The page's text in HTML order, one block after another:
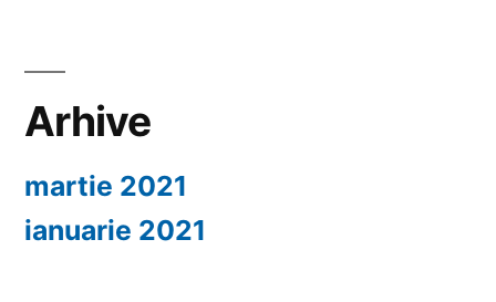
Arhive
martie 2021
ianuarie 2021